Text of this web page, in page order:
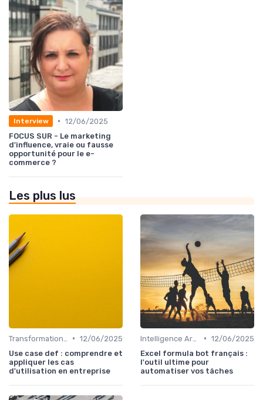
Interview • 12/06/2025
FOCUS SUR - Le marketing
d'influence, vraie ou fausse
opportunité pour le e-
commerce ?
Les plus lus
• 12/06/2025
Use case def : comprendre et
appliquer les cas
d'utilisation en entreprise
• 12/06/2025
Excel formula bot français :
l'outil ultime pour
automatiser vos tâches